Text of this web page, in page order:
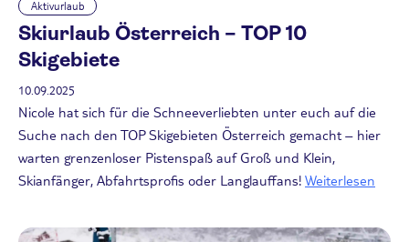
Aktivurlaub
Skiurlaub Österreich – TOP 10
Skigebiete
10.09.2025
Nicole hat sich für die Schneeverliebten unter euch auf die
Suche nach den TOP Skigebieten Österreich gemacht – hier
warten grenzenloser Pistenspaß auf Groß und Klein,
Skianfänger, Abfahrtsprofis oder Langlauffans! Weiterlesen